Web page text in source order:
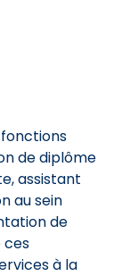
de diplôme
assistant
au sein
de
ces
à la